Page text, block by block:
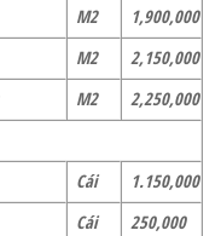
M2
1,900,000
M2
2,150,000
M2
2,250,000
Cái
1.150,000
Cái
250,000